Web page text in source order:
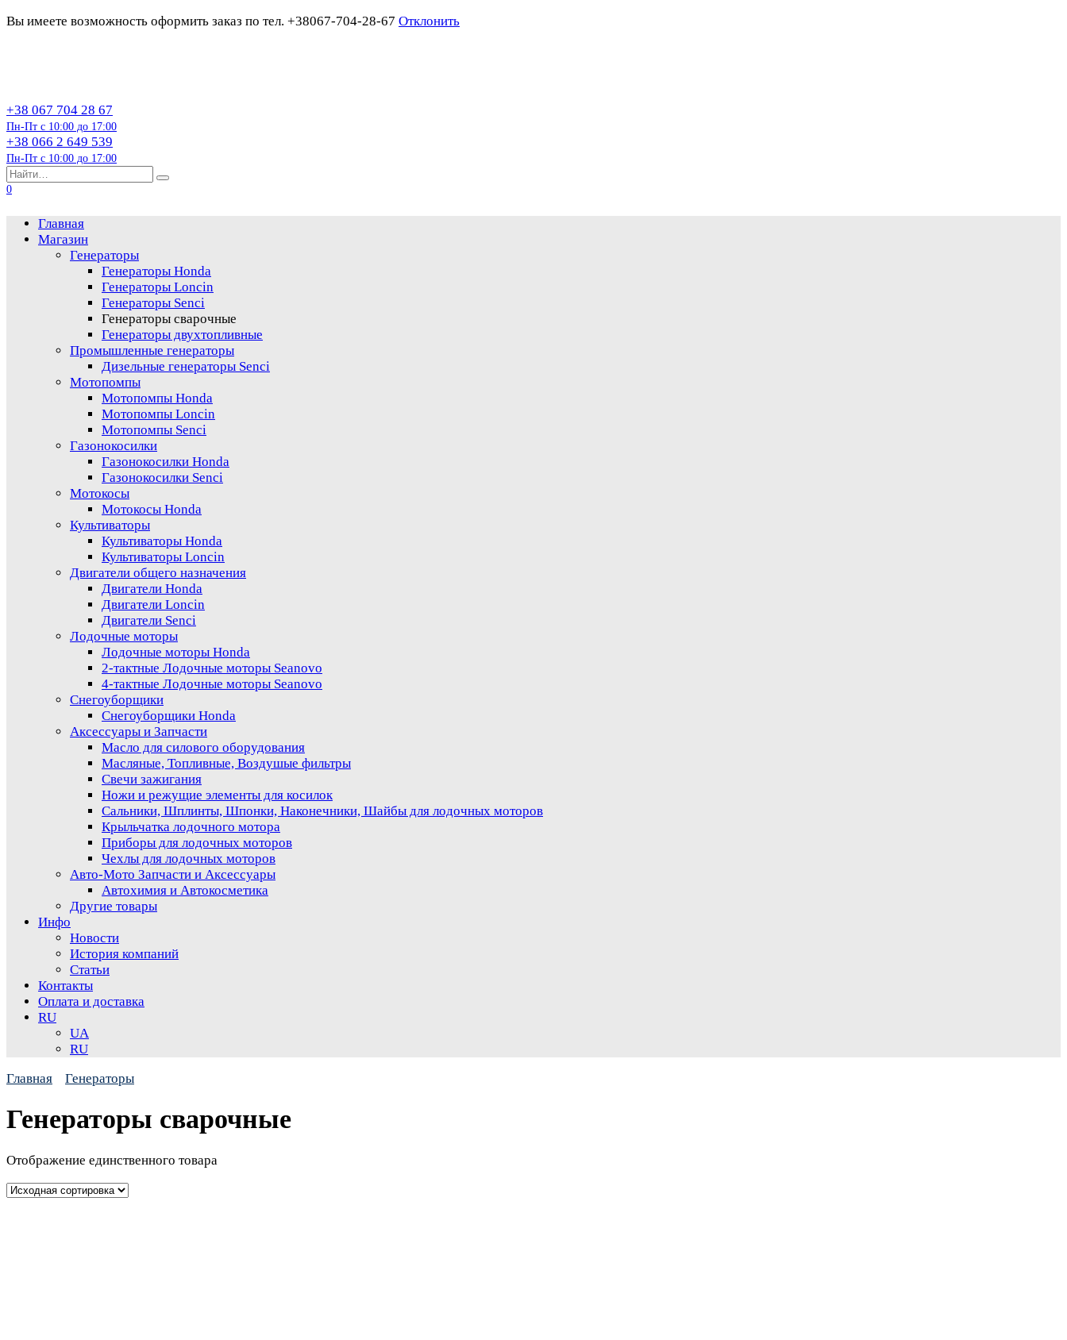
Вы имеете возможность оформить заказ по тел. +38067-704-28-67 Отклонить
+38 067 704 28 67
Пн-Пт с 10:00 до 17:00
+38 066 2 649 539
Пн-Пт с 10:00 до 17:00
Search
for:
0
Главная
Магазин
Генераторы
Генераторы Honda
Генераторы Loncin
Генераторы Senci
Генераторы сварочные
Генераторы двухтопливные
Промышленные генераторы
Дизельные генераторы Senci
Мотопомпы
Мотопомпы Honda
Мотопомпы Loncin
Мотопомпы Senci
Газонокосилки
Газонокосилки Honda
Газонокосилки Senci
Мотокосы
Мотокосы Honda
Культиваторы
Культиваторы Honda
Культиваторы Loncin
Двигатели общего назначения
Двигатели Honda
Двигатели Loncin
Двигатели Senci
Лодочные моторы
Лодочные моторы Honda
2-тактные Лодочные моторы Seanovo
4-тактные Лодочные моторы Seanovo
Снегоуборщики
Снегоуборщики Honda
Аксессуары и Запчасти
Масло для силового оборудования
Масляные, Топливные, Воздушые фильтры
Свечи зажигания
Ножи и режущие элементы для косилок
Сальники, Шплинты, Шпонки, Наконечники, Шайбы для лодочных моторов
Крыльчатка лодочного мотора
Приборы для лодочных моторов
Чехлы для лодочных моторов
Авто-Мото Запчасти и Аксессуары
Автохимия и Автокосметика
Другие товары
Инфо
Новости
История компаний
Статьи
Контакты
Оплата и доставка
RU
UA
RU
Главная
Генераторы
Генераторы сварочные
Отображение единственного товара